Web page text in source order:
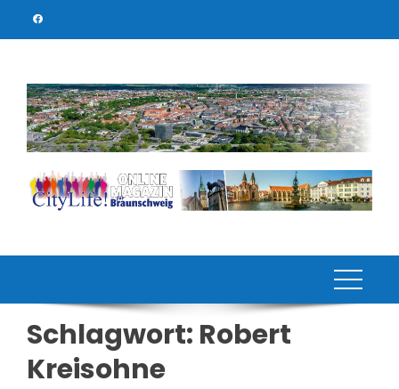
Schlagwort: Robert
Kreisohne